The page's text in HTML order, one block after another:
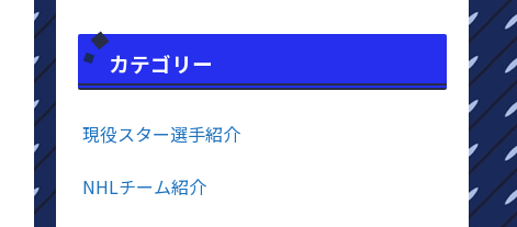
カテゴリー
現役スター選手紹介
NHLチーム紹介